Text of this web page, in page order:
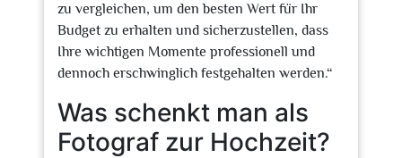
zu vergleichen, um den besten Wert für Ihr
Budget zu erhalten und sicherzustellen, dass
Ihre wichtigen Momente professionell und
dennoch erschwinglich festgehalten werden.“
Was schenkt man als
Fotograf zur Hochzeit?